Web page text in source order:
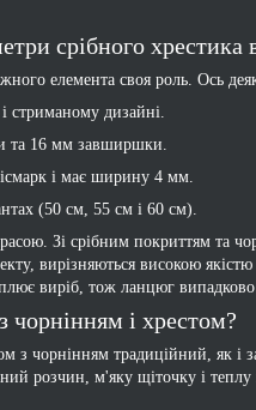
срібного
елемента своя роль. Ось
стриманому дизайні.
та 16 мм завширшки.
і має ширину 4 мм.
(50 см, 55 см і 60 см).
Зі срібним покриттям та
вирізняються високою
виріб, тож ланцюг випадково
чорнінням і хрестом?
з чорнінням традиційний, як і
розчин, м'яку щіточку і